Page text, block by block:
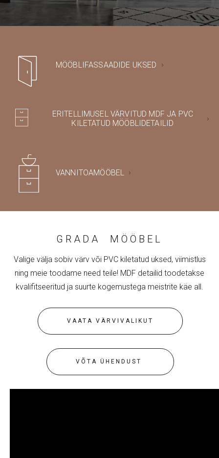
MÖÖBLIFASSAADIDE UKSED
ERITELLIMUSEL VÄRVITUD MDF JA PVC
KILETATUD MÖÖBLIDETAILID
VANNITOAMÖÖBEL
GRADA MÖÖBEL
Valige välja sobiv värv või PVC kiletatud uksed, viimistlus
ning meie toodame need teile! MDF detailid toodetakse
kvalifitseeritud ja suurte kogemustega meistrite käe all.
VAATA VÄRVIVALIKUT
VÕTA ÜHENDUST